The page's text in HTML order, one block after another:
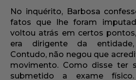
No inquérito, Barbosa
fatos que lhe foram
voltou atrás em certos
era dirigente da
Contudo, não negou que
movimento. Como disse ter
submetido a exame